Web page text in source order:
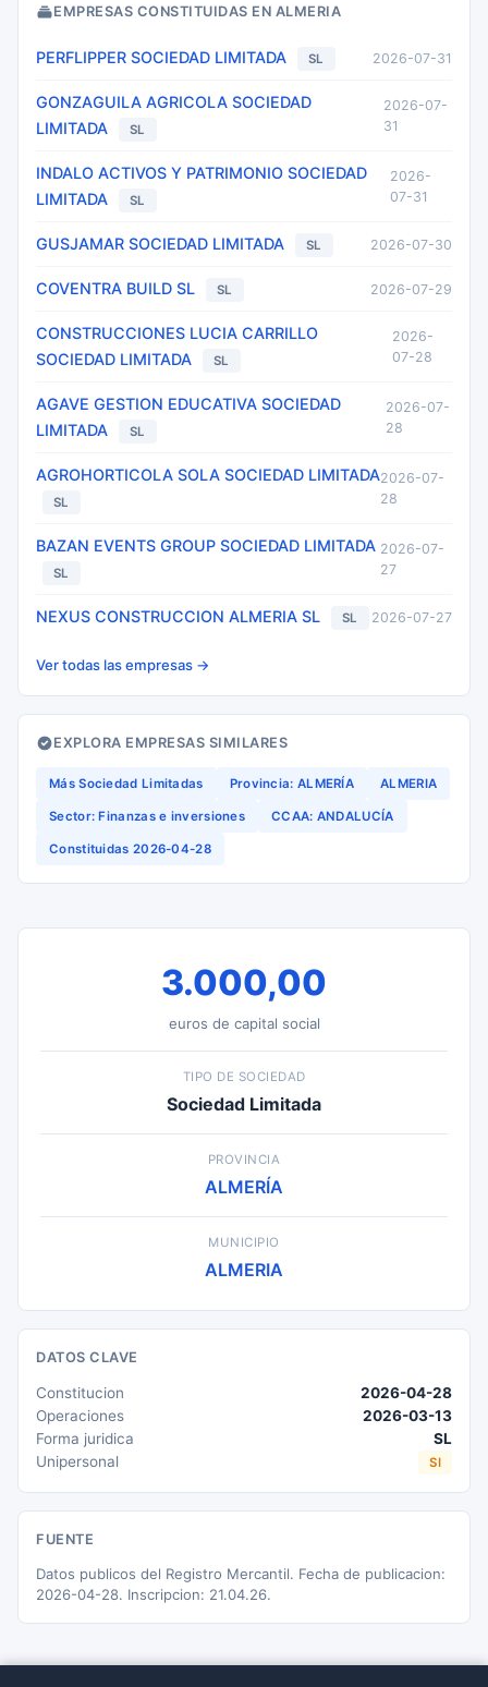
EMPRESAS CONSTITUIDAS EN ALMERIA
PERFLIPPER SOCIEDAD LIMITADA SL 2026-07-31
GONZAGUILA AGRICOLA SOCIEDAD
LIMITADA
SL
2026-07-
31
INDALO ACTIVOS Y PATRIMONIO SOCIEDAD
LIMITADA
SL
2026-
07-31
GUSJAMAR SOCIEDAD LIMITADA SL 2026-07-30
COVENTRA BUILD SL SL 2026-07-29
CONSTRUCCIONES LUCIA CARRILLO
SOCIEDAD LIMITADA
SL
2026-
07-28
AGAVE GESTION EDUCATIVA SOCIEDAD
LIMITADA
SL
2026-07-
28
AGROHORTICOLA SOLA SOCIEDAD LIMITADA
SL
2026-07-
28
BAZAN EVENTS GROUP SOCIEDAD LIMITADA
SL
2026-07-
27
NEXUS CONSTRUCCION ALMERIA SL SL 2026-07-27
Ver todas las empresas →
EXPLORA EMPRESAS SIMILARES
Más Sociedad Limitadas Provincia: ALMERÍA ALMERIA
Sector: Finanzas e inversiones CCAA: ANDALUCÍA
Constituidas 2026-04-28
3.000,00
euros de capital social
TIPO DE SOCIEDAD
Sociedad Limitada
PROVINCIA
ALMERÍA
MUNICIPIO
ALMERIA
DATOS CLAVE
Constitucion
2026-04-28
Operaciones
2026-03-13
Forma juridica
SL
Unipersonal
SI
FUENTE
Datos publicos del Registro Mercantil. Fecha de publicacion:
2026-04-28. Inscripcion: 21.04.26.